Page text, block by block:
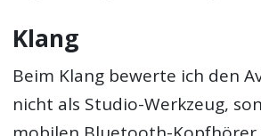
Klang
Beim Klang bewerte ich den
nicht als Studio-Werkzeug,